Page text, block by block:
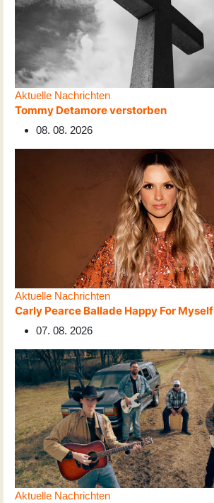
Aktuelle Nachrichten
Tommy Detamore verstorben
08. 08. 2026
Aktuelle Nachrichten
Carly Pearce Ballade Happy For Myself
07. 08. 2026
Aktuelle Nachrichten